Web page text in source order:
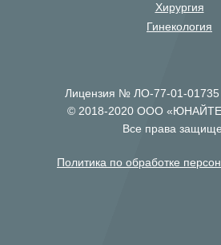
Хирургия
Гинекология
Лицензия № ЛО-77-01-01735
© 2018-2020 ООО
Все права
Политика по обработке